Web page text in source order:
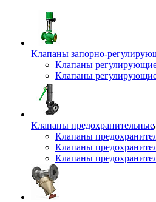
Клапаны запорно-
Клапаны
Клапаны
Клапаны предохранительные
Клапаны
Клапаны
Клапаны